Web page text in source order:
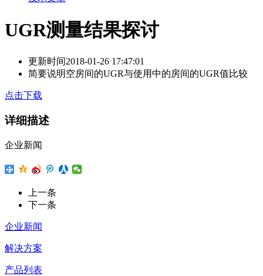
UGR测量结果探讨
更新时间2018-01-26 17:47:01
简要说明空房间的UGR与使用中的房间的UGR值比较
点击下载
详细描述
企业新闻
上一条
下一条
企业新闻
解决方案
产品列表